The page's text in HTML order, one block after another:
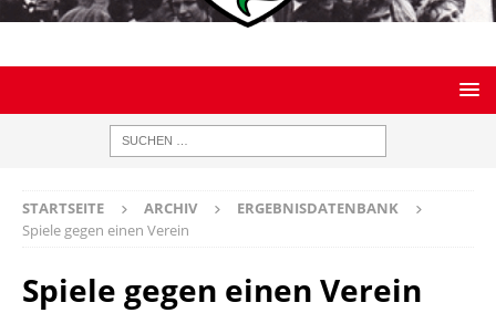
STARTSEITE ARCHIV
ERGEBNISDATENBANK
Spiele gegen einen Verein
Spiele gegen einen Verein